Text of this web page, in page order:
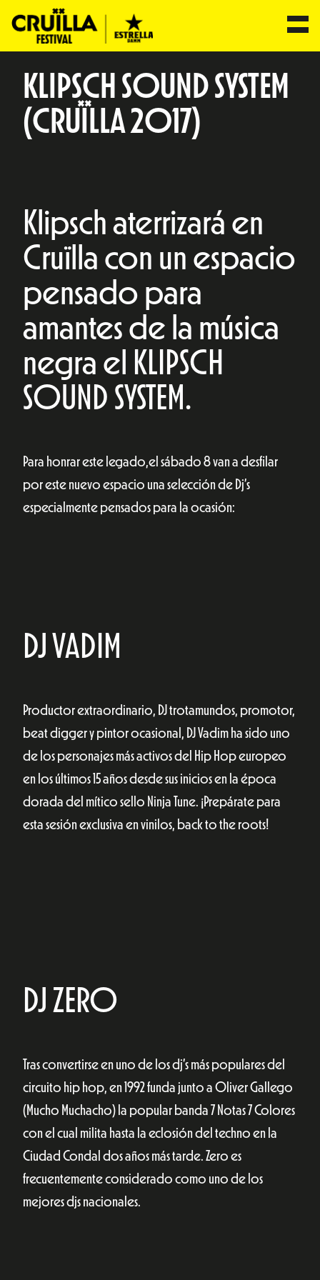
KLIPSCH SOUND SYSTEM
(CRUÏLLA 2017)
Klipsch aterrizará en
Cruïlla con un espacio
pensado para
amantes de la música
negra el KLIPSCH
SOUND SYSTEM.
Para honrar este legado,el sábado 8 van a desfilar
por este nuevo espacio una selección de Dj’s
especialmente pensados para la ocasión:
DJ VADIM
Productor extraordinario, DJ trotamundos, promotor,
beat digger y pintor ocasional, DJ Vadim ha sido uno
de los personajes más activos del Hip Hop europeo
en los últimos 15 años desde sus inicios en la época
dorada del mítico sello Ninja Tune. ¡Prepárate para
esta sesión exclusiva en vinilos, back to the roots!
DJ ZERO
Tras convertirse en uno de los dj’s más populares del
circuito hip hop, en 1992 funda junto a Oliver Gallego
(Mucho Muchacho) la popular banda 7 Notas 7 Colores
con el cual milita hasta la eclosión del techno en la
Ciudad Condal dos años más tarde. Zero es
frecuentemente considerado como uno de los
mejores djs nacionales.